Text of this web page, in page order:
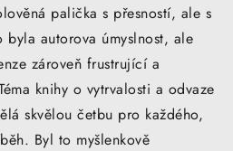
palička s přesností, ale s
autorova úmyslnost, ale
zároveň frustrující a
knihy o vytrvalosti a odvaze
skvělou četbu pro každého,
Byl to myšlenkově